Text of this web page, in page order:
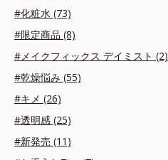
#化粧水 (73)
#限定商品 (8)
#メイクフィックス デイミスト (2)
#乾燥悩み (55)
#キメ (26)
#透明感 (25)
#新発売 (11)